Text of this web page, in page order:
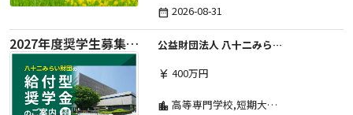
date_range 2026-08-31
2027年度奨学生募集要項
公益財団法人 八十二みらい財団
currency_yen 400万円
location_city 高等専門学校,短期大学,専修学校,大学